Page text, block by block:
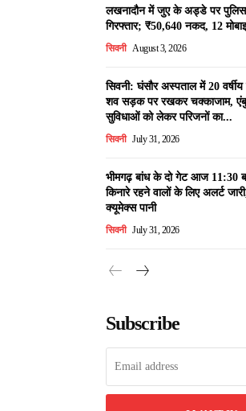
लखनादौन में जुए के अड्डे पर पुलिस
गिरफ्तार; ₹50,640 नकद, 12
सिवनी August 3, 2026
सिवनी: घंसौर अस्पताल में 20
शव सड़क पर रखकर चक्काजाम,
सुविधाओं को लेकर परिजनों का...
सिवनी July 31, 2026
भीमगढ़ बांध के दो गेट आज 11:30
किनारे रहने वालों के लिए अलर्ट
क्यूमेक्स पानी
सिवनी July 31, 2026
Subscribe